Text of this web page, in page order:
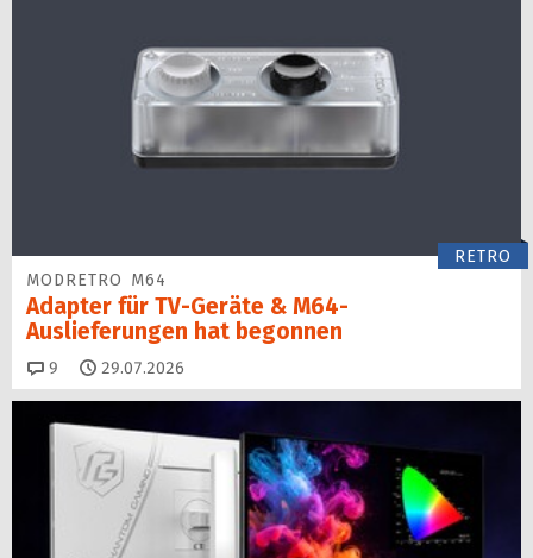
RETRO
MODRETRO M64
Adapter für TV-Geräte & M64-
Auslieferungen hat begon­nen
9 Kommentare
29.07.2026